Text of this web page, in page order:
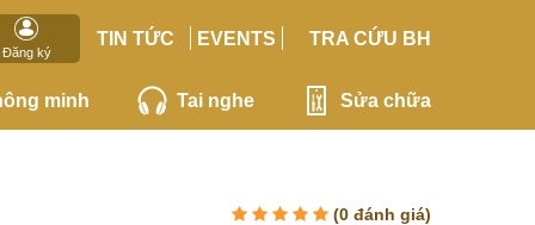
Đăng ký
TIN TỨC EVENTS TRA CỨU BH
minh Tai nghe Sửa chữa
(0 đánh giá)